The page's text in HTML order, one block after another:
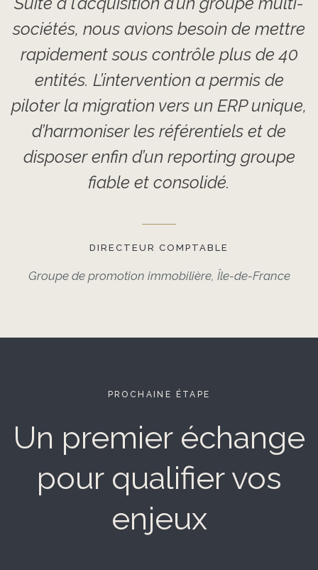
sociétés, nous avions besoin de mettre
rapidement sous contrôle plus de 40
entités. L’intervention a permis de
piloter la migration vers un ERP unique,
d’harmoniser les référentiels et de
disposer enfin d’un reporting groupe
fiable et consolidé.
DIRECTEUR COMPTABLE
Groupe de promotion immobilière, Île-de-France
PROCHAINE ÉTAPE
Un premier échange
pour qualifier vos
enjeux